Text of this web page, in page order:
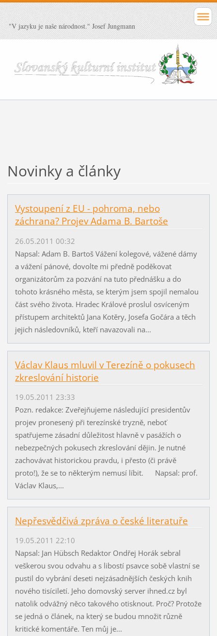
"V jazyku je naše národnost." Josef Jungmann
Novinky a články
Vystoupení z EU - pohroma, nebo
záchrana? Projev Adama B. Bartoše
26.05.2011 00:32
Napsal: Adam B. Bartoš Vážení kolegové, vážené dámy
a vážení pánové, dovolte mi předně poděkovat
organizátorům za pozvání na tuto přednášku a do
tohoto krásného města, se kterým jsem spojil nemalou
část svého života. Hradec Králové proslul osvíceným
přístupem architektů Jana Kotěry, Josefa Gočára a těch
jejich následovníků, kteří navazovali na...
Václav Klaus mluvil v Terezíně o pokusech
zkreslování historie
19.05.2011 23:33
Pozn. redakce: Zveřejňujeme následující presidentův
projev pronesený při terezínské tryzně, neboť
spatřujeme zásadní důležitost hlavně v pasážích o
nebezpečných pokusech zkreslování dějin. Je nutné
zachovávat historickou pravdu, i přesto (či právě
proto!), že se to některým nemusí líbit. Napsal: prof.
Václav Klaus,...
Nepřesvědčivá zpráva o české literatuře
19.05.2011 22:10
Napsal: Jan Hübsch Redaktor Ondřej Horák sebral
veškerou svou odvahu a s libostí psavce sobě vlastní se
pustil do vybrání deseti nejzásadnějších českých knih
nového tisíciletí. Jeho domovský server ihned.cz byl
natolik odvážný něco takového otisknout. Proč? Protože
se jedná o článek, na který se budou množit různě
kritické komentáře. Ten můj je...